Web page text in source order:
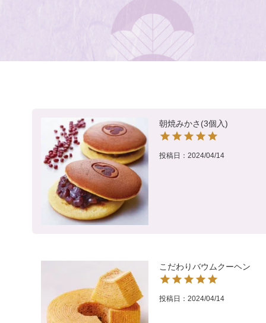
朝焼みかさ(3個入)
投稿日 2024/04/14
こだわりバウムクーヘン
投稿日 2024/04/14